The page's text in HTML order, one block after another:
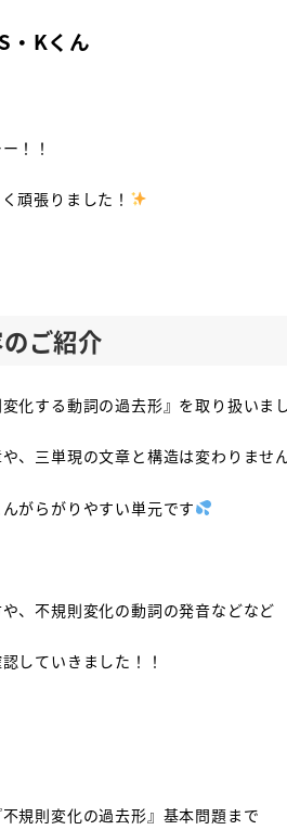
Kくん
！！
頑張りました！
ご紹介
化する動詞の過去形』を取り扱いま
、三単現の文章と構造は変わりませ
がらがりやすい単元です
、不規則変化の動詞の発音などなど
していきました！！
規則変化の過去形』基本問題まで